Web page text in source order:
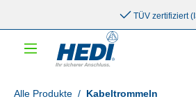
TÜV zertifiziert (ISO
Alle Produkte / Kabeltrommeln